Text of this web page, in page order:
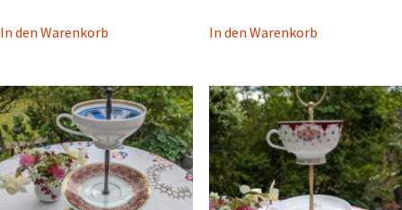
In den Warenkorb In den Warenkorb